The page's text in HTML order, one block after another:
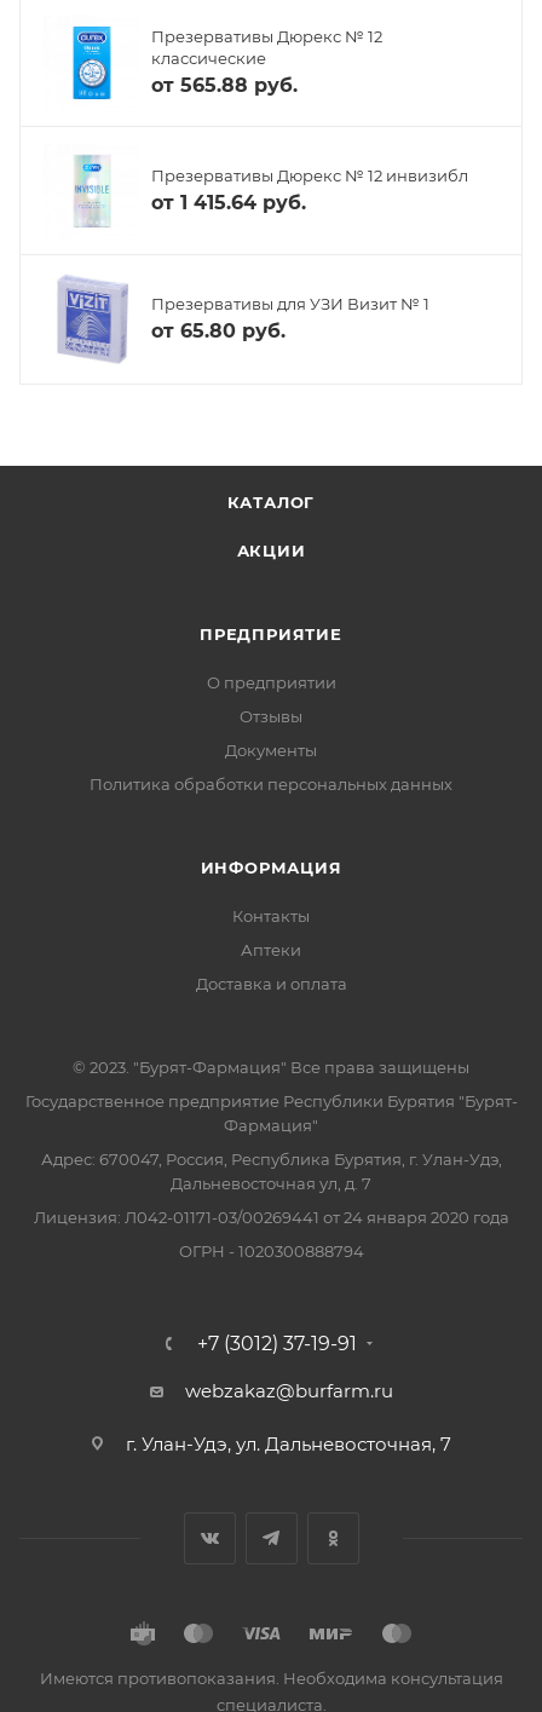
Презервативы Дюрекс № 12
классические
от 565.88 руб.
Презервативы Дюрекс № 12 инвизибл
от 1 415.64 руб.
Презервативы для УЗИ Визит № 1
от 65.80 руб.
КАТАЛОГ
АКЦИИ
ПРЕДПРИЯТИЕ
О предприятии
Отзывы
Документы
Политика обработки персональных данных
ИНФОРМАЦИЯ
Контакты
Аптеки
Доставка и оплата
© 2023. "Бурят-Фармация" Все права защищены
Государственное предприятие Республики Бурятия "Бурят-
Фармация"
Адрес: 670047, Россия, Республика Бурятия, г. Улан-Удэ,
Дальневосточная ул, д. 7
Лицензия: Л042-01171-03/00269441 от 24 января 2020 года
ОГРН - 1020300888794
+7 (3012) 37-19-91
webzakaz@burfarm.ru
г. Улан-Удэ, ул. Дальневосточная, 7
Имеются противопоказания. Необходима консультация
специалиста.